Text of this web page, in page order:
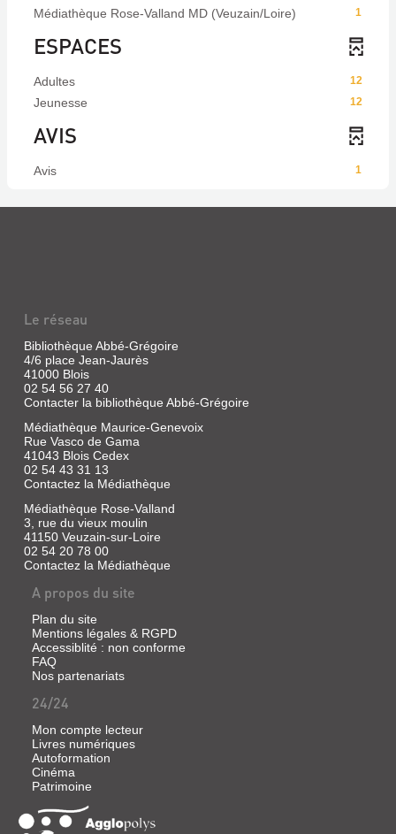
1
Médiathèque Rose-Valland MD (Veuzain/Loire)
ESPACES
12
Adultes
12
Jeunesse
AVIS
1
Avis
Le réseau
Bibliothèque Abbé-Grégoire
4/6 place Jean-Jaurès
41000 Blois
02 54 56 27 40
Contacter la bibliothèque Abbé-Grégoire
Médiathèque Maurice-Genevoix
Rue Vasco de Gama
41043 Blois Cedex
02 54 43 31 13
Contactez la Médiathèque
Médiathèque Rose-Valland
3, rue du vieux moulin
41150 Veuzain-sur-Loire
02 54 20 78 00
Contactez la Médiathèque
A propos du site
Plan du site
Mentions légales & RGPD
Accessiblité : non conforme
FAQ
Nos partenariats
24/24
Mon compte lecteur
Livres numériques
Autoformation
Cinéma
Patrimoine